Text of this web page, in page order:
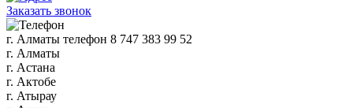
Заказать звонок
г. Алматы телефон 8 747 383 99 52
г. Алматы
г. Астана
г. Актобе
г. Атырау